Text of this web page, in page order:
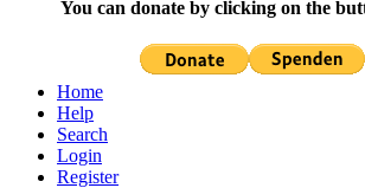
You can donate by clicking on the
Home
Help
Search
Login
Register